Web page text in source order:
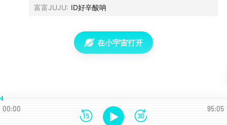
富富JUJU: ID好辛酸呐
在小宇宙打开
00:00 95:05